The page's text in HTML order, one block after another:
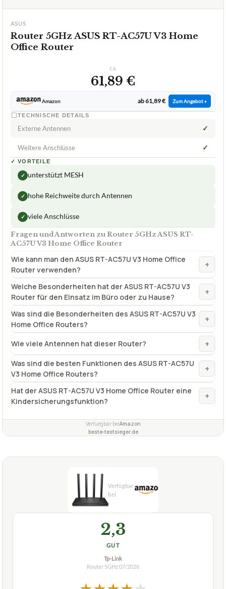
ASUS
Router 5GHz ASUS RT-AC57U V3 Home
Office Router
ca.
61,89 €
Amazon ab 61,89 € Zum Angebot »
TECHNISCHE DETAILS
Externe Antennen ✓
Weitere Anschlüsse ✓
✓ VORTEILE
✓ unterstützt MESH
✓ hohe Reichweite durch Antennen
✓ viele Anschlüsse
Fragen und Antworten zu Router 5GHz ASUS RT-
AC57U V3 Home Office Router
Wie kann man den ASUS RT-AC57U V3 Home Office
Router verwenden?
+
Welche Besonderheiten hat der ASUS RT-AC57U V3
Router für den Einsatz im Büro oder zu Hause?
+
Was sind die Besonderheiten des ASUS RT-AC57U V3
Home Office Routers?
+
Wie viele Antennen hat dieser Router? +
Was sind die besten Funktionen des ASUS RT-AC57U
V3 Home Office Routers?
+
Hat der ASUS RT-AC57U V3 Home Office Router eine
Kindersicherungsfunktion?
+
Verfuegbar beiAmazon
beste-testsieger.de
2,3
GUT
Tp-Link
Router 5GHz07/2026